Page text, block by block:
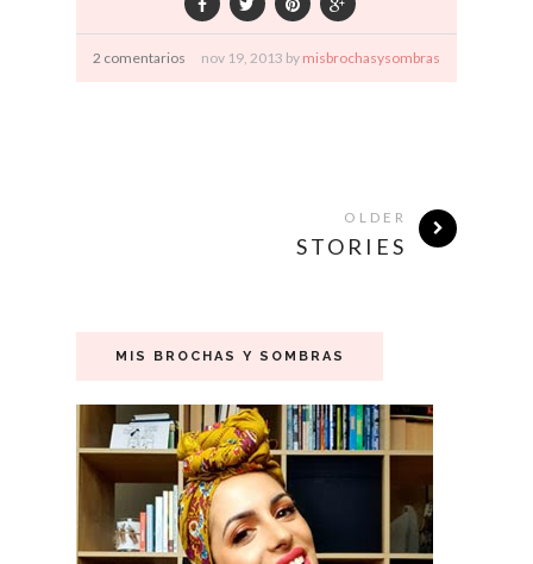
2 comentarios nov 19, 2013 by misbrochasysombras
OLDER
STORIES
MIS BROCHAS Y SOMBRAS